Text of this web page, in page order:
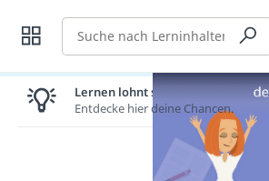
Suche
Lernen lohnt sich!
Entdecke hier deine Chancen.